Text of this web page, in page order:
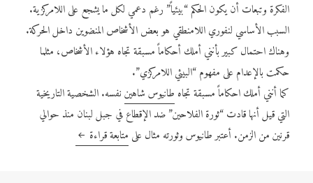
الفكرة وتبعات أن يكون الحكم “بيئياً” رغم دعمي لكل ما يشجع على اللامركزية.
السبب الأساسي لنفوري اللامنطقي هو بعض الأشخاص المنضوين داخل الحركة.
وهناك احتمال كبير بأنني أملك أحكاماً مسبقة تجاه هؤلاء الأشخاص، مثلما
حكمت بالإعدام على مفهوم “البيئي اللامركزي”.
كما أنني أملك احكاماً مسبقة تجاه طانيوس شاهيننفسه. الشخصية التاريخية
التي قيل أنها قادت “ثورة الفلاحين” ضد الإقطاع في جبل لبنان منذ حوالي
قرنين من الزمن. أعتبر طانيوس وثورته مثال على متابعة قراءة من طانيوس شاهين الى